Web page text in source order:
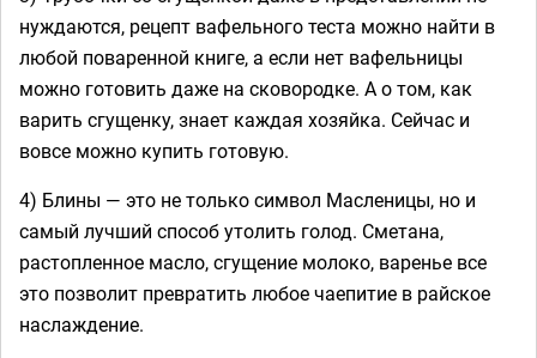
нуждаются, рецепт вафельного теста можно найти в
любой поваренной книге, а если нет вафельницы
можно готовить даже на сковородке. А о том, как
варить сгущенку, знает каждая хозяйка. Сейчас и
вовсе можно купить готовую.
4) Блины — это не только символ Масленицы, но и
самый лучший способ утолить голод. Сметана,
растопленное масло, сгущение молоко, варенье все
это позволит превратить любое чаепитие в райское
наслаждение.